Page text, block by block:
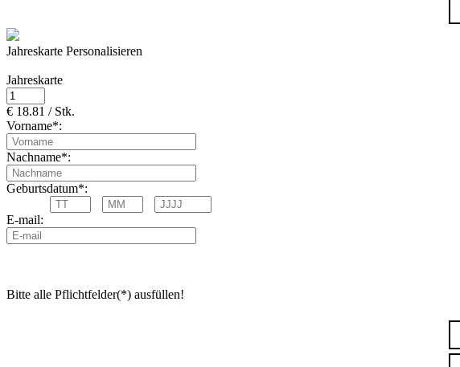
Jahreskarte Personalisieren
Jahreskarte
€ 18.81 / Stk.
Vorname*:
Nachname*:
Geburtsdatum*:
E-mail:
Bitte alle Pflichtfelder(*) ausfüllen!